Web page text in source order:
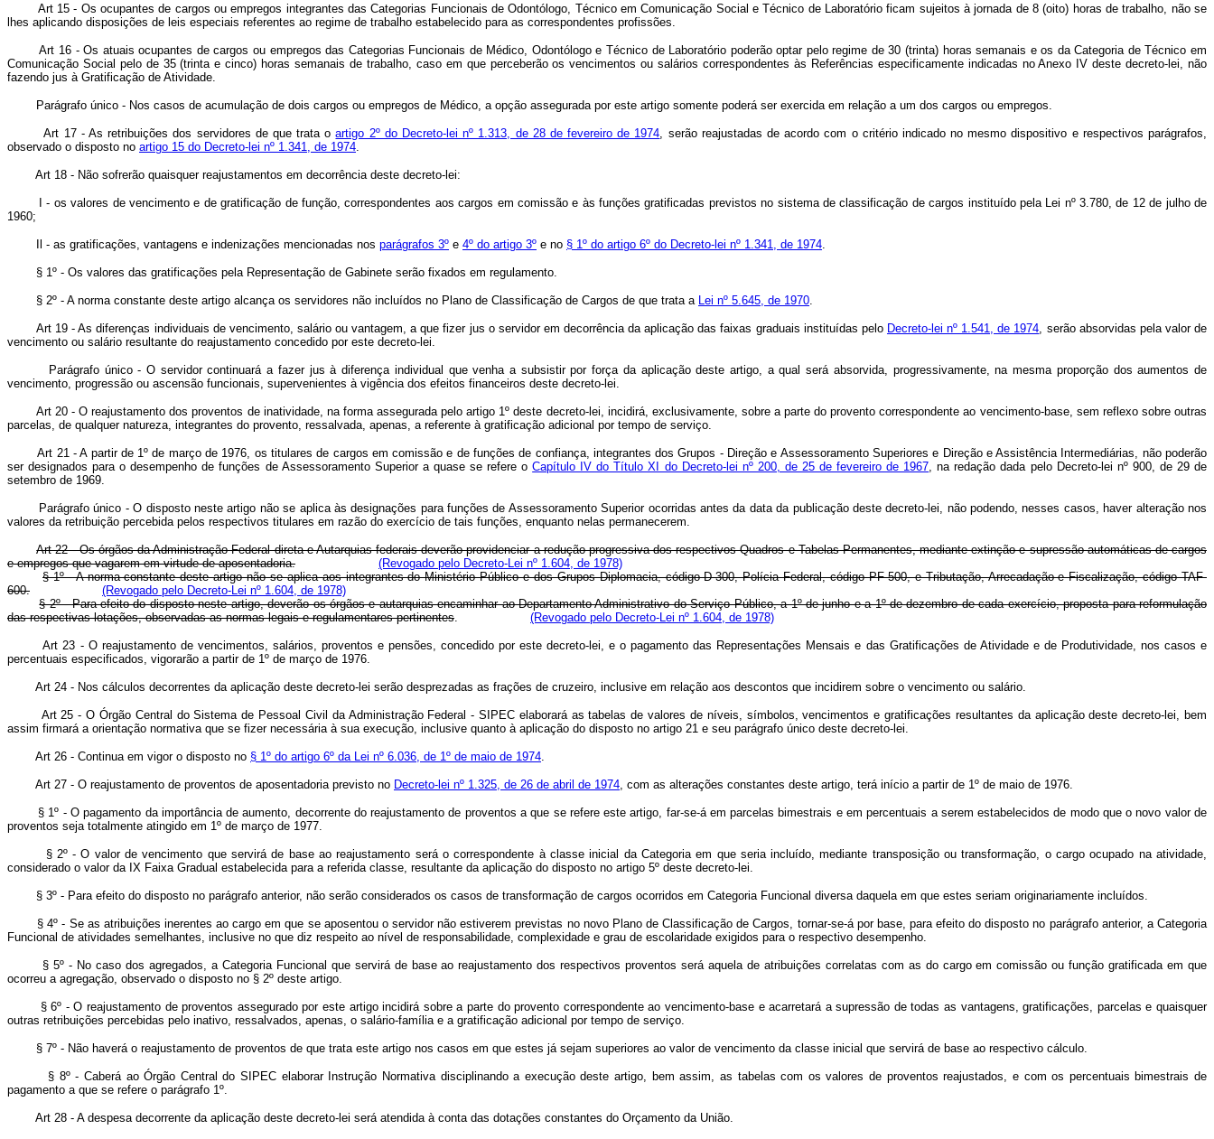
Art 15 - Os ocupantes de cargos ou empregos integrantes das Categorias Funcionais de Odontólogo, Técnico em Comunicação Social e Técnico de Laboratório ficam sujeitos à jornada de 8 (oito) horas de trabalho, não se
lhes aplicando disposições de leis especiais referentes ao regime de trabalho estabelecido para as correspondentes profissões.
Art 16 - Os atuais ocupantes de cargos ou empregos das Categorias Funcionais de Médico, Odontólogo e Técnico de Laboratório poderão optar pelo regime de 30 (trinta) horas semanais e os da Categoria de Técnico em
Comunicação Social pelo de 35 (trinta e cinco) horas semanais de trabalho, caso em que perceberão os vencimentos ou salários correspondentes às Referências especificamente indicadas no Anexo IV deste decreto-lei, não
fazendo jus à Gratificação de Atividade.
Parágrafo único - Nos casos de acumulação de dois cargos ou empregos de Médico, a opção assegurada por este artigo somente poderá ser exercida em relação a um dos cargos ou empregos.
Art 17 - As retribuições dos servidores de que trata oartigo 2º do Decreto-lei nº 1.313, de 28 de fevereiro de 1974 , serão reajustadas de acordo com o critério indicado no mesmo dispositivo e respectivos parágrafos,
observado o disposto no artigo 15 do Decreto-lei nº 1.341, de 1974
Art 18 - Não sofrerão quaisquer reajustamentos em decorrência deste decreto-lei:
I - os valores de vencimento e de gratificação de função, correspondentes aos cargos em comissão e às funções gratificadas previstos no sistema de classificação de cargos instituído pela Lei nº 3.780, de 12 de julho de
1960;
Il - as gratificações, vantagens e indenizações mencionadas nos parágrafos 3º e 4º do artigo 3º e no § 1º do artigo 6º do Decreto-lei nº 1.341, de 1974
§ 1º - Os valores das gratificações pela Representação de Gabinete serão fixados em regulamento.
§ 2º - A norma constante deste artigo alcança os servidores não incluídos no Plano de Classificação de Cargos de que trata a Lei nº 5.645, de 1970
Art 19 - As diferenças individuais de vencimento, salário ou vantagem, a que fizer jus o servidor em decorrência da aplicação das faixas graduais instituídas pelo Decreto-lei nº 1.541, de 1974 , serão absorvidas pela valor de
vencimento ou salário resultante do reajustamento concedido por este decreto-lei.
Parágrafo único - O servidor continuará a fazer jus à diferença individual que venha a subsistir por força da aplicação deste artigo, a qual será absorvida, progressivamente, na mesma proporção dos aumentos de
vencimento, progressão ou ascensão funcionais, supervenientes à vigência dos efeitos financeiros deste decreto-lei.
Art 20 - O reajustamento dos proventos de inatividade, na forma assegurada pelo artigo 1º deste decreto-lei, incidirá, exclusivamente, sobre a parte do provento correspondente ao vencimento-base, sem reflexo sobre outras
parcelas, de qualquer natureza, integrantes do provento, ressalvada, apenas, a referente à gratificação adicional por tempo de serviço.
Art 21 - A partir de 1º de março de 1976, os titulares de cargos em comissão e de funções de confiança, integrantes dos Grupos - Direção e Assessoramento Superiores e Direção e Assistência Intermediárias, não poderão
ser designados para o desempenho de funções de Assessoramento Superior a quase se refere oCapítulo IV do Título XI do Decreto-lei nº 200, de 25 de fevereiro de 1967 , na redação dada pelo Decreto-lei nº 900, de 29 de
setembro de 1969.
Parágrafo único - O disposto neste artigo não se aplica às designações para funções de Assessoramento Superior ocorridas antes da data da publicação deste decreto-lei, não podendo, nesses casos, haver alteração nos
valores da retribuição percebida pelos respectivos titulares em razão do exercício de tais funções, enquanto nelas permanecerem.
Art 22 - Os órgãos da Administração Federal direta e Autarquias federais deverão providenciar a redução progressiva dos respectivos Quadros e Tabelas Permanentes, mediante extinção e supressão automáticas de cargos
e empregos que vagarem em virtude de aposentadoria.
(Revogado pelo Decreto-Lei nº 1.604, de 1978)
§ 1º - A norma constante deste artigo não se aplica aos integrantes do Ministério Público e dos Grupos Diplomacia, código D-300, Polícia Federal, código PF-500, e Tributação, Arrecadação e Fiscalização, código TAF-
600.
(Revogado pelo Decreto-Lei nº 1.604, de 1978)
§ 2º - Para efeito do disposto neste artigo, deverão os órgãos e autarquias encaminhar ao Departamento Administrativo do Serviço Público, a 1º de junho e a 1º de dezembro de cada exercício, proposta para reformulação
das respectivas lotações, observadas as normas legais e regulamentares pertinentes
(Revogado pelo Decreto-Lei nº 1.604, de 1978)
Art 23 - O reajustamento de vencimentos, salários, proventos e pensões, concedido por este decreto-lei, e o pagamento das Representações Mensais e das Gratificações de Atividade e de Produtividade, nos casos e
percentuais especificados, vigorarão a partir de 1º de março de 1976.
Art 24 - Nos cálculos decorrentes da aplicação deste decreto-lei serão desprezadas as frações de cruzeiro, inclusive em relação aos descontos que incidirem sobre o vencimento ou salário.
Art 25 - O Órgão Central do Sistema de Pessoal Civil da Administração Federal - SIPEC elaborará as tabelas de valores de níveis, símbolos, vencimentos e gratificações resultantes da aplicação deste decreto-lei, bem
assim firmará a orientação normativa que se fizer necessária à sua execução, inclusive quanto à aplicação do disposto no artigo 21 e seu parágrafo único deste decreto-lei.
Art 26 - Continua em vigor o disposto no § 1º do artigo 6º da Lei nº 6.036, de 1º de maio de 1974
Art 27 - O reajustamento de proventos de aposentadoria previsto no Decreto-lei nº 1.325, de 26 de abril de 1974 , com as alterações constantes deste artigo, terá início a partir de 1º de maio de 1976.
§ 1º - O pagamento da importância de aumento, decorrente do reajustamento de proventos a que se refere este artigo, far-se-á em parcelas bimestrais e em percentuais a serem estabelecidos de modo que o novo valor de
proventos seja totalmente atingido em 1º de março de 1977.
§ 2º - O valor de vencimento que servirá de base ao reajustamento será o correspondente à classe inicial da Categoria em que seria incluído, mediante transposição ou transformação, o cargo ocupado na atividade,
considerado o valor da IX Faixa Gradual estabelecida para a referida classe, resultante da aplicação do disposto no artigo 5º deste decreto-lei.
§ 3º - Para efeito do disposto no parágrafo anterior, não serão considerados os casos de transformação de cargos ocorridos em Categoria Funcional diversa daquela em que estes seriam originariamente incluídos.
§ 4º - Se as atribuições inerentes ao cargo em que se aposentou o servidor não estiverem previstas no novo Plano de Classificação de Cargos, tornar-se-á por base, para efeito do disposto no parágrafo anterior, a Categoria
Funcional de atividades semelhantes, inclusive no que diz respeito ao nível de responsabilidade, complexidade e grau de escolaridade exigidos para o respectivo desempenho.
§ 5º - No caso dos agregados, a Categoria Funcional que servirá de base ao reajustamento dos respectivos proventos será aquela de atribuições correlatas com as do cargo em comissão ou função gratificada em que
ocorreu a agregação, observado o disposto no § 2º deste artigo.
§ 6º - O reajustamento de proventos assegurado por este artigo incidirá sobre a parte do provento correspondente ao vencimento-base e acarretará a supressão de todas as vantagens, gratificações, parcelas e quaisquer
outras retribuições percebidas pelo inativo, ressalvados, apenas, o salário-família e a gratificação adicional por tempo de serviço.
§ 7º - Não haverá o reajustamento de proventos de que trata este artigo nos casos em que estes já sejam superiores ao valor de vencimento da classe inicial que servirá de base ao respectivo cálculo.
§ 8º - Caberá ao Órgão Central do SIPEC elaborar Instrução Normativa disciplinando a execução deste artigo, bem assim, as tabelas com os valores de proventos reajustados, e com os percentuais bimestrais de
pagamento a que se refere o parágrafo 1º.
Art 28 - A despesa decorrente da aplicação deste decreto-lei será atendida à conta das dotações constantes do Orçamento da União.